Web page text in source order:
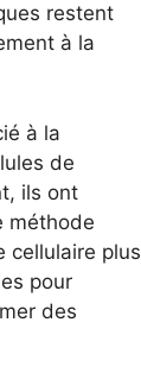
restent
à la
à la
de
ils ont
méthode
cellulaire plus
pour
des